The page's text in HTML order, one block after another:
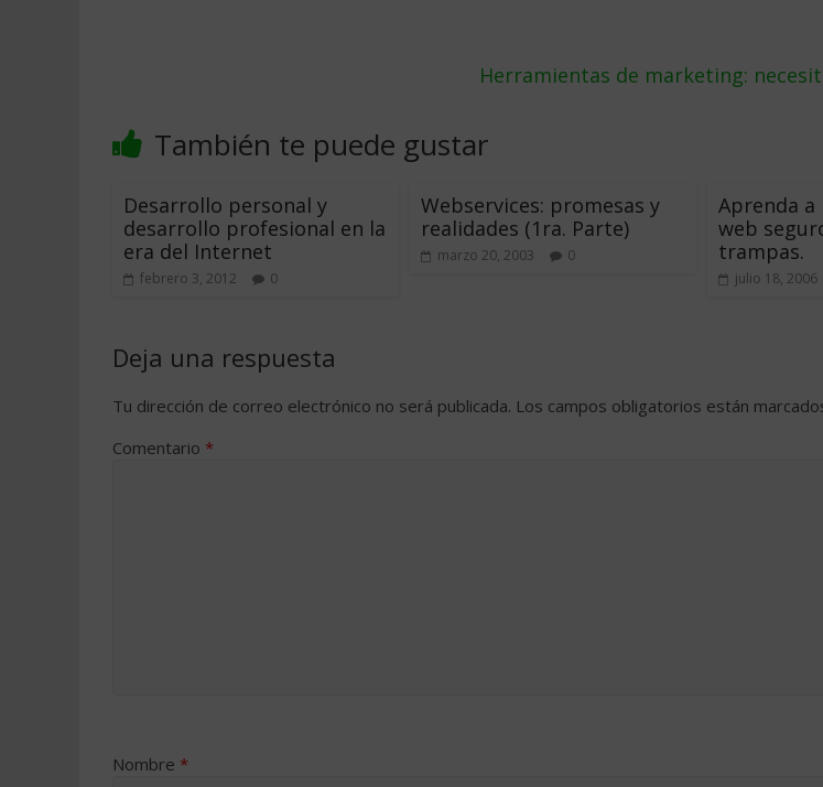
Herramientas de marketing:
También te puede gustar
Desarrollo personal y
desarrollo profesional en la
era del Internet
febrero 3, 2012 0
Webservices: promesas y
realidades (1ra. Parte)
marzo 20, 2003 0
Aprenda
web
trampas.
julio 18, 2006
Deja una respuesta
Tu dirección de correo electrónico no será publicada. Los campos obligatorios están
Comentario *
Nombre *